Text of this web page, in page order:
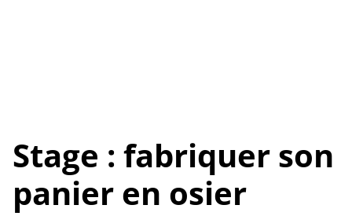
Stage : fabriquer son
panier en osier